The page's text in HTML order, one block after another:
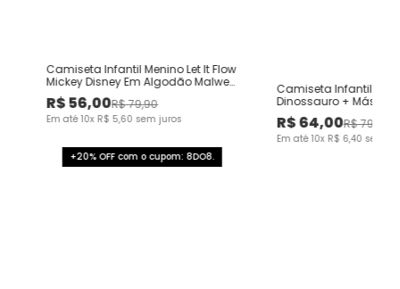
Camiseta Infantil Menino Let It Flow
Mickey Disney Em Algodão Malwee
Kids
R$56,00R$79,90
Em até10xR$ 5,60 sem juros
+20% OFF com o cupom: 8DO8.
Camiseta Infantil
Dinossauro +
Carnaval Malwee Kids
R$64,00R$79
Em até10x R$ 6,40 sem